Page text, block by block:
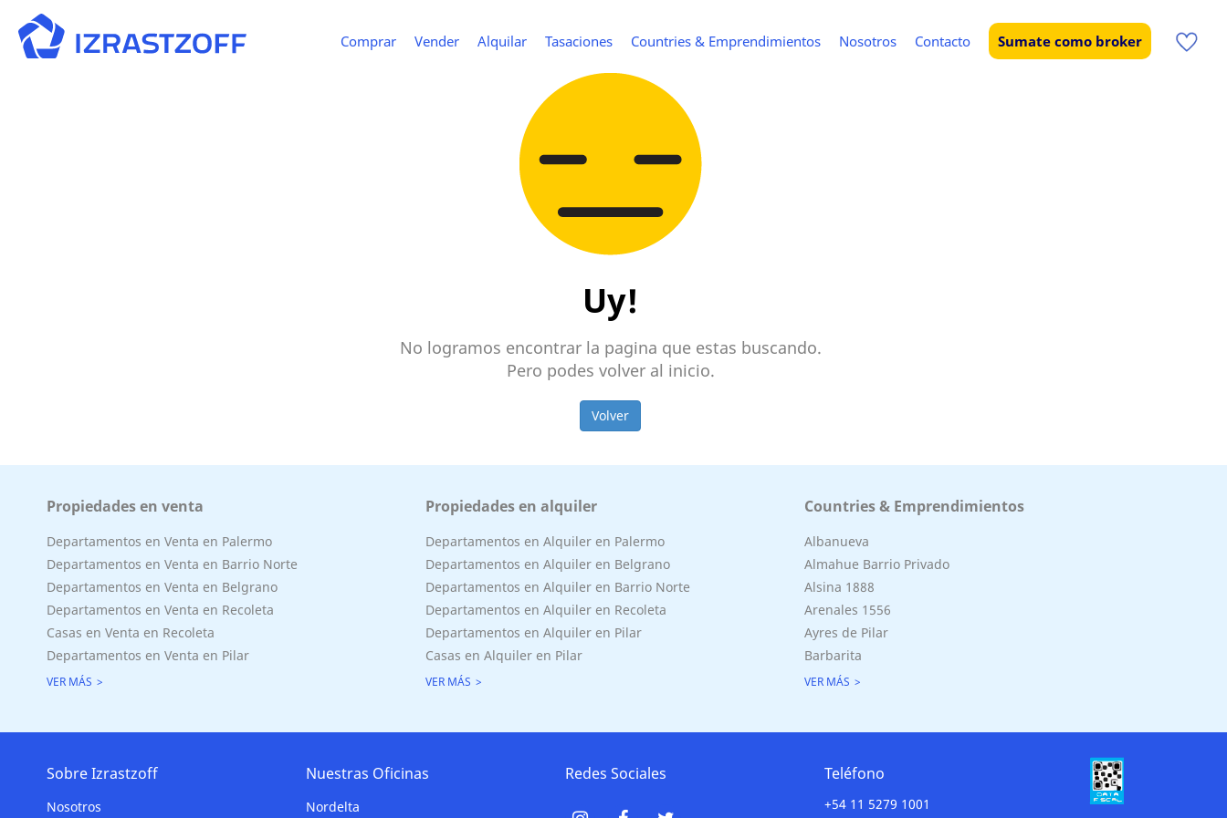
Comprar Vender Alquilar Tasaciones Countries & Emprendimientos Nosotros Contacto Sumate como broker
Uy!
No logramos encontrar la pagina que estas buscando.
Pero podes volver al inicio.
Volver
Propiedades en venta
Departamentos en Venta en Palermo
Departamentos en Venta en Barrio Norte
Departamentos en Venta en Belgrano
Departamentos en Venta en Recoleta
Casas en Venta en Recoleta
Departamentos en Venta en Pilar
VER MÁS
Propiedades en alquiler
Departamentos en Alquiler en Palermo
Departamentos en Alquiler en Belgrano
Departamentos en Alquiler en Barrio Norte
Departamentos en Alquiler en Recoleta
Departamentos en Alquiler en Pilar
Casas en Alquiler en Pilar
VER MÁS
Countries & Emprendimientos
Albanueva
Almahue Barrio Privado
Alsina 1888
Arenales 1556
Ayres de Pilar
Barbarita
VER MÁS
Sobre Izrastzoff
Nosotros
Nuestras Oficinas
Nordelta
Redes Sociales Teléfono
+54 11 5279 1001